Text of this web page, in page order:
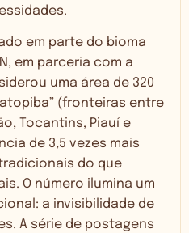
em parte do bioma
em parceria com a
uma área de 320
(fronteiras entre
Tocantins, Piauí e
de 3,5 vezes mais
do que
O número ilumina um
a invisibilidade de
A série de postagens